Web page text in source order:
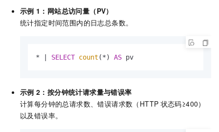
示例 1：网站总访问量（PV）
统计指定时间范围内的日志总条数。
* SELECT count (*) AS pv
示例 2：按分钟统计请求量与错误率
计算每分钟的总请求数、错误请求数（HTTP 状态码≥400）
以及错误率。